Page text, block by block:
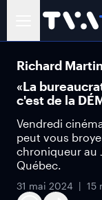
Richard
«La
c'est de la
Vendredi
peut vous
chroniqueur au
Québec.
31 mai 2024 15